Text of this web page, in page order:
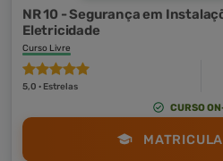
NR 10 - Segurança em
Eletricidade
Curso Livre
5,0 · Estrelas
CURSO